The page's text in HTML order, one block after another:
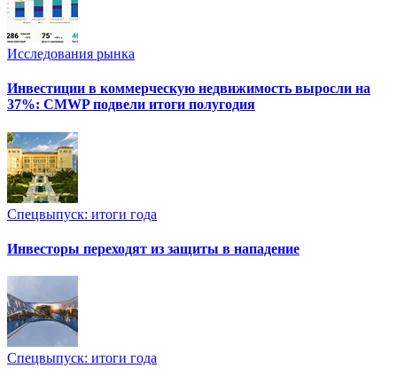
Исследования рынка
Инвестиции в коммерческую недвижимость выросли на
37%: CMWP подвели итоги полугодия
Спецвыпуск: итоги года
Инвесторы переходят из защиты в нападение
Спецвыпуск: итоги года